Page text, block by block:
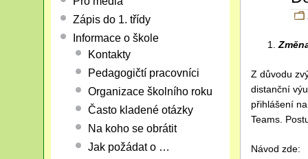
Z důvodu
distanční
přihlášení
Teams.
Návod zde:
Zápis do 1. třídy
Informace o škole
Kontakty
Pedagogičtí pracovníci
Organizace školního roku
Často kladené otázky
Na koho se obrátit
Jak požádat o …